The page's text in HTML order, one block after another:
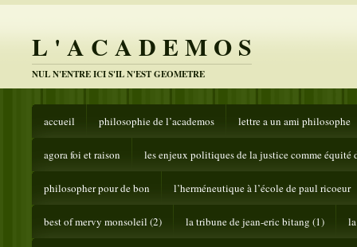
L ' A C A D E M O S
NUL N'ENTRE ICI S'IL N'EST GEOMETRE
accueil philosophie de l’academos lettre a un ami philosophe
agora foi et raison les enjeux politiques de la justice comme équité
philosopher pour de bon l’herméneutique à l’école de paul ricoeur
best of mervy monsoleil (2) la tribune de jean-eric bitang (1)